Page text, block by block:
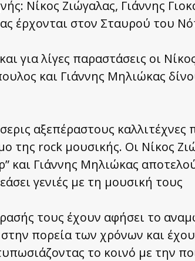
Νίκος Ζιώγαλας, Γιάννης
έρχονται στον Σταυρού του
για λίγες παραστάσεις οι
και Γιάννης Μηλιώκας
αξεπέραστους
της rock μουσικής. Οι Νίκος
και Γιάννης Μηλιώκας
γενιές με τη μουσική τους
τους έχουν αφήσει το
πορεία των χρόνων και
το κοινό με την